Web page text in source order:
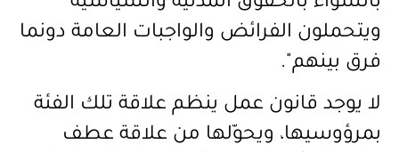
ويتحملون الفرائض والواجبات العامة دونما
فرق بينهم".
لا يوجد قانون عمل ينظم علاقة تلك الفئة
بمرؤوسيها، ويحوّلها من علاقة عطف